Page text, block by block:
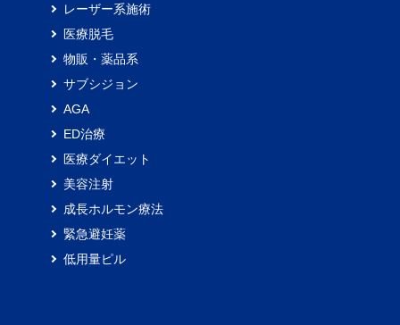
レーザー系施術
医療脱毛
物販・薬品系
サブシジョン
AGA
ED治療
医療ダイエット
美容注射
成長ホルモン療法
緊急避妊薬
低用量ピル